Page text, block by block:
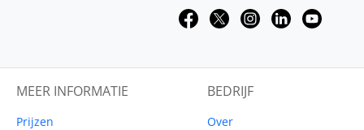
MEER INFORMATIE
Prijzen
BEDRIJF
Over